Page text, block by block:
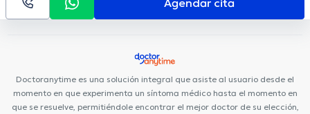
Sancho: Av. Amazonas
Hospital Axxis
Kenzen Medical Center
Hospital Metropolitano
Fortune Plaza Torre Alemania
Vision UIO
Doctoranytime es una solución integral que asiste al usuario desde el
momento en que experimenta un síntoma médico hasta el momento en
que se resuelve, permitiéndole encontrar el mejor doctor de su elección,